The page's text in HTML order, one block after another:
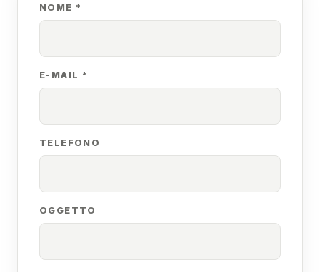
NOME *
E-MAIL *
TELEFONO
OGGETTO